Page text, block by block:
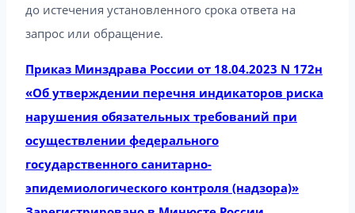
до истечения установленного срока ответа на
запрос или обращение.
Приказ Минздрава России от 18.04.2023 N 172н
«Об утверждении перечня индикаторов риска
нарушения обязательных требований при
осуществлении федерального
государственного санитарно-
эпидемиологического контроля (надзора)»